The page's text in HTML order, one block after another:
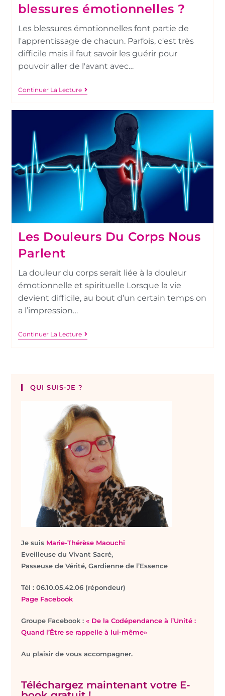
blessures émotionnelles ?
Les blessures émotionnelles font partie de
l'apprentissage de chacun. Parfois, c'est très
difficile mais il faut savoir les guérir pour
pouvoir aller de l'avant avec…
Continuer La Lecture
Les Douleurs Du Corps Nous
Parlent
La douleur du corps serait liée à la douleur
émotionnelle et spirituelle Lorsque la vie
devient difficile, au bout d’un certain temps on
a l’impression…
Continuer La Lecture
QUI SUIS-JE ?
Je suis Marie-Thérèse Maouchi
Eveilleuse du Vivant Sacré,
Passeuse de Vérité, Gardienne de l’Essence
Tél : 06.10.05.42.06 (répondeur)
Page Facebook
Groupe Facebook :« De la Codépendance à l’Unité :
Quand l’Être se rappelle à lui-même»
Au plaisir de vous accompagner.
Téléchargez maintenant votre E-